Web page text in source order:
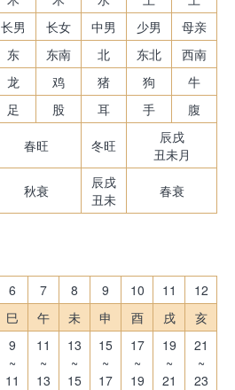
长男 长女 中男 少男
母亲
东 东南 北 东北
西南
龙 鸡 猪 狗
牛
足 股 耳 手 腹
春旺 冬旺
辰戌
丑未月
秋衰
辰戌
丑未
春衰
6 7 8 9 10 11
12
巳 午 未 申 酉 戌
亥
9
~
11
11
~
13
13
~
15
15
~
17
17
~
19
19
~
21
21
~
23